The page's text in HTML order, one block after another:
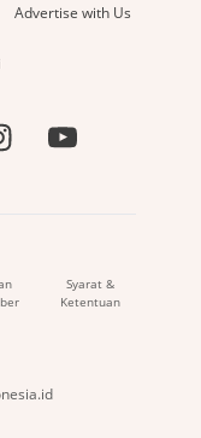
Advertise with Us
Syarat &
Ketentuan